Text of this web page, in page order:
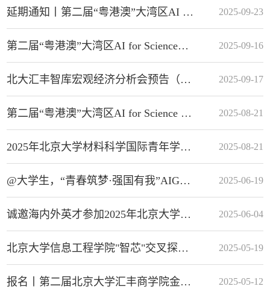
延期通知丨第二届“粤港澳”大湾区AI for Science博士生论坛延期举办 2025-09-23
第二届“粤港澳”大湾区AI for Science博士生论坛报名通知 2025-09-16
北大汇丰智库宏观经济分析会预告（2025年第三季度） 2025-09-17
第二届“粤港澳”大湾区AI for Science 博士生论坛征稿通知 2025-08-21
2025年北京大学材料科学国际青年学者论坛（深圳） 诚邀海内外英才参加 2025-08-21
@大学生，“青春筑梦·强国有我”AIGC创意短视频征集活动等你参加！ 2025-06-19
诚邀海内外英才参加2025年北京大学环境工程优秀青年学者国际论坛 2025-06-04
北京大学信息工程学院"智芯"交叉探索计划专项启动申报！ 2025-05-19
报名丨第二届北京大学汇丰商学院金融论坛 2025-05-12